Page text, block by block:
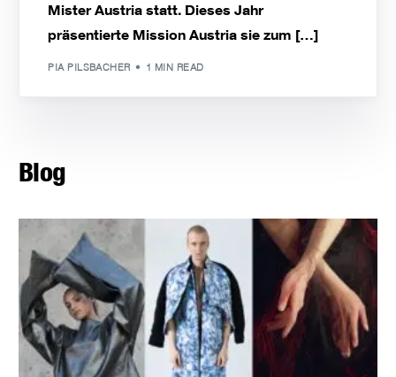
Mister Austria statt. Dieses Jahr
präsentierte Mission Austria sie zum […]
PIA PILSBACHER 1 MIN READ
Blog